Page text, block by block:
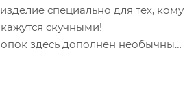
специально для тех, кому
скучными!
здесь дополнен необычным